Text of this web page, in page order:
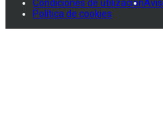
Condiciones de utilización
Política de cookies